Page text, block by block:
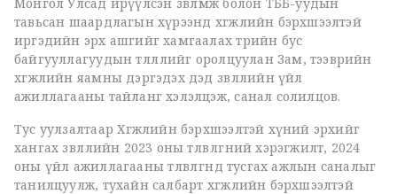
тавьсан шаардлагын хүрээнд хөгжлийн бэрхшээлтэй
иргэдийн эрх ашгийг хамгаалах төрийн бус
байгууллагуудын төлөөллийг оролцуулан Зам, тээврийн
хөгжлийн яамны дэргэдэх дэд зөвлөлийн үйл
ажиллагааны тайланг хэлэлцэж, санал солилцов.
Тус уулзалтаар Хөгжлийн бэрхшээлтэй хүний эрхийг
хангах зөвлөлийн 2023 оны төлөвлөгөөний хэрэгжилт, 2024
оны үйл ажиллагааны төлөвлөгөөнд тусгах ажлын саналыг
танилцуулж, тухайн салбарт хөгжлийн бэрхшээлтэй